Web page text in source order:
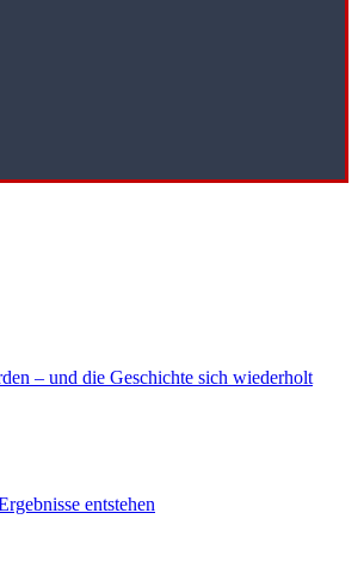
– und die Geschichte sich wiederholt
entstehen